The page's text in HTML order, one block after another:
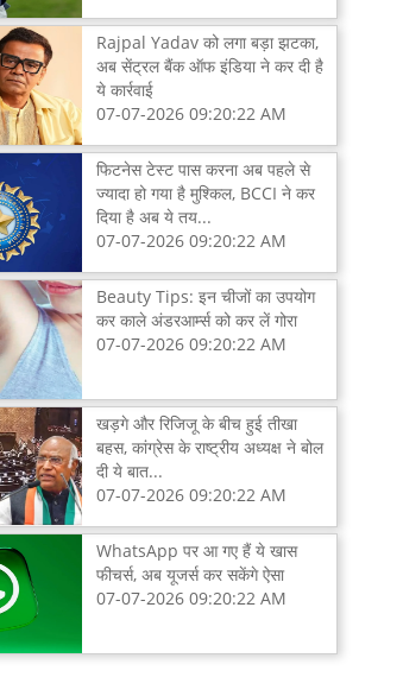
Rajpal Yadav को लगा बड़ा झटका,
अब सेंट्रल बैंक ऑफ इंडिया ने कर दी है
ये कार्रवाई
07-07-2026 09:20:22 AM
फिटनेस टेस्ट पास करना अब पहले से
ज्यादा हो गया है मुश्किल, BCCI ने कर
दिया है अब ये तय...
07-07-2026 09:20:22 AM
Beauty Tips: इन चीजों का उपयोग
कर काले अंडरआर्म्स को कर लें गोरा
07-07-2026 09:20:22 AM
खड़गे और रिजिजू के बीच हुई तीखा
बहस, कांग्रेस के राष्ट्रीय अध्यक्ष ने बोल
दी ये बात...
07-07-2026 09:20:22 AM
WhatsApp पर आ गए हैं ये खास
फीचर्स, अब यूजर्स कर सकेंगे ऐसा
07-07-2026 09:20:22 AM